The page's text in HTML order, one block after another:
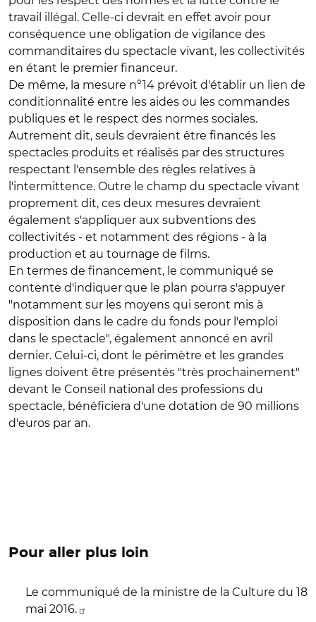
travail illégal. Celle-ci devrait en effet avoir pour
conséquence une obligation de vigilance des
commanditaires du spectacle vivant, les collectivités
en étant le premier financeur.
De même, la mesure n°14 prévoit d'établir un lien de
conditionnalité entre les aides ou les commandes
publiques et le respect des normes sociales.
Autrement dit, seuls devraient être financés les
spectacles produits et réalisés par des structures
respectant l'ensemble des règles relatives à
l'intermittence. Outre le champ du spectacle vivant
proprement dit, ces deux mesures devraient
également s'appliquer aux subventions des
collectivités - et notamment des régions - à la
production et au tournage de films.
En termes de financement, le communiqué se
contente d'indiquer que le plan pourra s'appuyer
"notamment sur les moyens qui seront mis à
disposition dans le cadre du fonds pour l'emploi
dans le spectacle", également annoncé en avril
dernier. Celui-ci, dont le périmètre et les grandes
lignes doivent être présentés "très prochainement"
devant le Conseil national des professions du
spectacle, bénéficiera d'une dotation de 90 millions
d'euros par an.
Pour aller plus loin
Le communiqué de la ministre de la Culture du 18
mai 2016.